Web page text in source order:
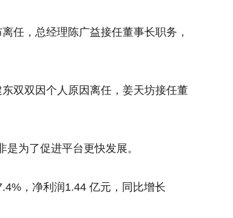
任，总经理陈广益接任董事长职务，
双双因个人原因离任，姜天坊接任董
为了促进平台更快发展。
，净利润1.44 亿元，同比增长